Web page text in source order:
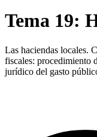
Tema 19:
Las haciendas locales.
fiscales: procedimiento
jurídico del gasto